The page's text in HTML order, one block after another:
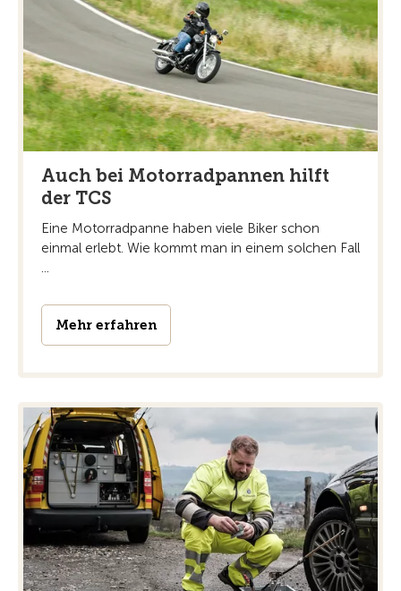
Auch bei Motorradpannen hilft
der TCS
Eine Motorradpanne haben viele Biker schon
einmal erlebt. Wie kommt man in einem solchen Fall
...
Mehr erfahren